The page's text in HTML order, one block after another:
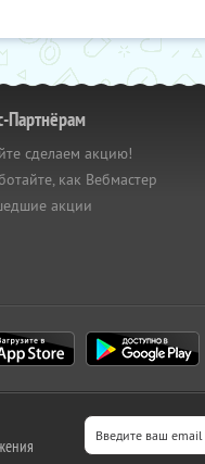
Партнёрам
сделаем акцию!
как Вебмастер
акции